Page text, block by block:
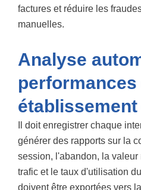
factures et réduire les
manuelles.
Analyse
performances
Il doit enregistrer chaque
générer des rapports sur la
session, l'abandon, la
trafic et le taux d'utilisation
doivent être exportées vers